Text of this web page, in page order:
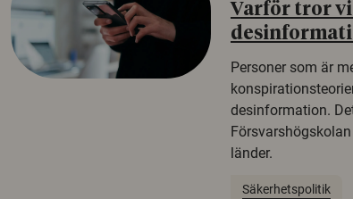
Varför tror
Personer som är
desinformation.
länder.
Säkerhetspolitik